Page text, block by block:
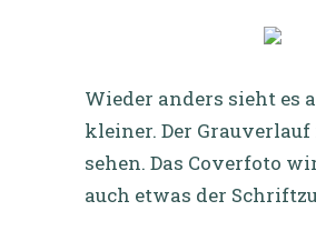
Wieder anders sieht es
kleiner. Der
sehen. Das Coverfoto
auch etwas der